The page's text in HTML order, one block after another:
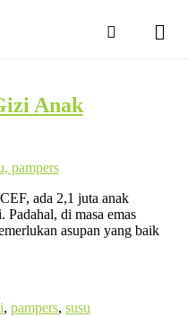
Anak
ada 2,1 juta anak
di masa emas
asupan yang baik
, pampers, susu